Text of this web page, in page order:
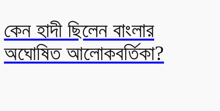
কেন হাদী ছিলেন বাংলার
অঘোষিত আলোকবর্তিকা?